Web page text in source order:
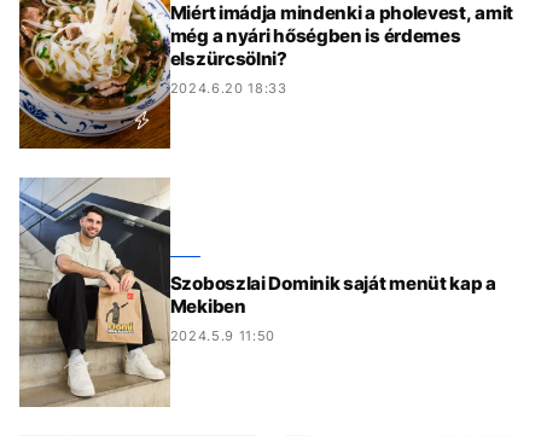
Miért imádja mindenki a pholevest, amit
még a nyári hőségben is érdemes
elszürcsölni?
2024.6.20 18:33
Szoboszlai Dominik saját menüt kap a
Mekiben
2024.5.9 11:50